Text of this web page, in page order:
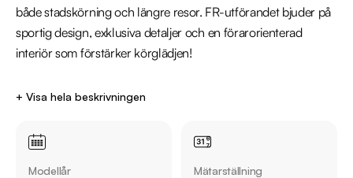
både stadskörning och längre resor. FR-utförandet bjuder på
sportig design, exklusiva detaljer och en förarorienterad
interiör som förstärker körglädjen!
Utrustning inkluderar:
+ Visa hela beskrivningen
Modellår Mätarställning